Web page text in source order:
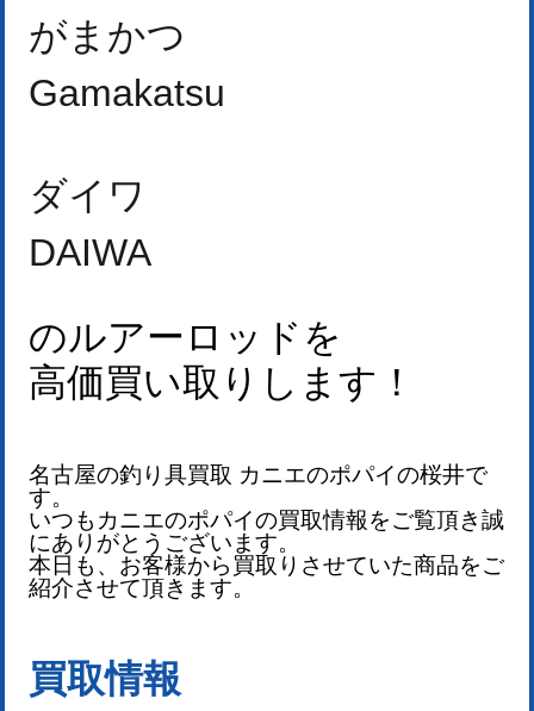
がまかつ
Gamakatsu
ダイワ
DAIWA
のルアーロッドを
高価買い取りします！
名古屋の釣り具買取 カニエのポパイの桜井で
す。
いつもカニエのポパイの買取情報をご覧頂き誠
にありがとうございます。
本日も、お客様から買取りさせていた商品をご
紹介させて頂きます。
買取情報